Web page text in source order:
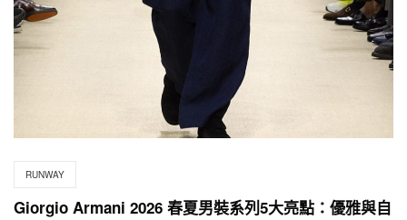
RUNWAY
Giorgio Armani 2026 春夏男裝系列5大亮點：優雅與自